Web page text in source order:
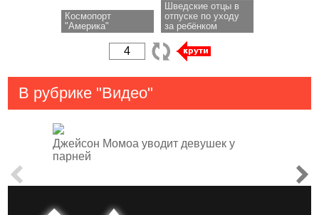
Космопорт
"Америка"
Шведские отцы в
отпуске по уходу
за ребёнком
В рубрике "Видео"
Джейсон Момоа уводит девушек у
парней